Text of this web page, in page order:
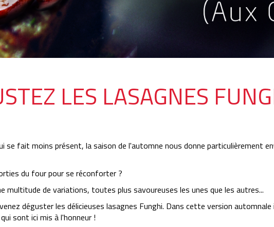
LES LASAGNES
se fait moins présent, la saison de l'automne nous donne particulièrement
du four pour se réconforter ?
multitude de variations, toutes plus savoureuses les unes que les autres...
déguster les délicieuses lasagnes Funghi. Dans cette version automnale
sont ici mis à l'honneur !